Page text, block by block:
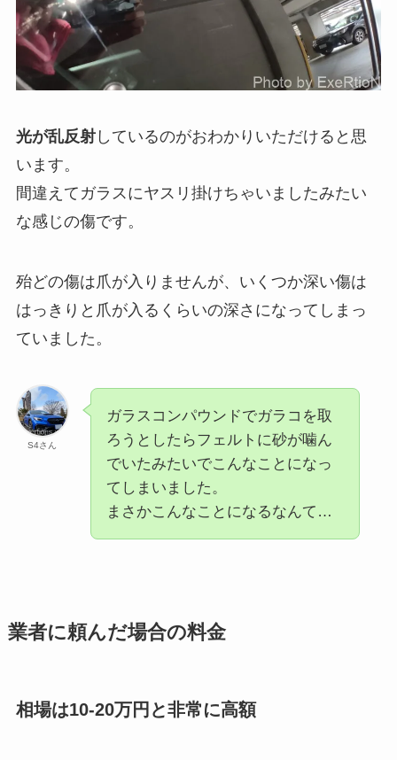
光が乱反射しているのがおわかりいただけると思
います。
間違えてガラスにヤスリ掛けちゃいましたみたい
な感じの傷です。
殆どの傷は爪が入りませんが、いくつか深い傷は
はっきりと爪が入るくらいの深さになってしまっ
ていました。
S4さん
ガラスコンパウンドでガラコを取
ろうとしたらフェルトに砂が噛ん
でいたみたいでこんなことになっ
てしまいました。
まさかこんなことになるなんて…
業者に頼んだ場合の料金
相場は10-20万円と非常に高額